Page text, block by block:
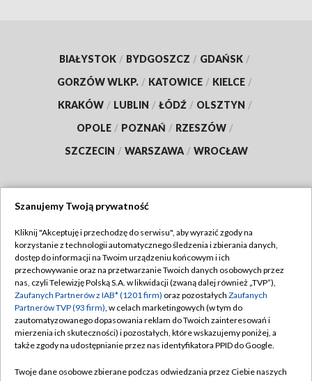
BIAŁYSTOK / BYDGOSZCZ / GDAŃSK /
GORZÓW WLKP. / KATOWICE / KIELCE /
KRAKÓW / LUBLIN / ŁÓDŹ / OLSZTYN /
OPOLE / POZNAŃ / RZESZÓW /
SZCZECIN / WARSZAWA / WROCŁAW
TVP
Abonament TVP
Emisja w TVP
Centrum informacji TVP
Naziemna Telewizja Cyfrowa
Regulamin TVP
Polityka prywatności
Moje zgody
Pomoc
Szanujemy Twoją prywatność
Kliknij "Akceptuję i przechodzę do serwisu", aby wyrazić zgody na
korzystanie z technologii automatycznego śledzenia i zbierania danych,
dostęp do informacji na Twoim urządzeniu końcowym i ich
przechowywanie oraz na przetwarzanie Twoich danych osobowych przez
nas, czyli Telewizję Polską S.A. w likwidacji (zwaną dalej również „TVP”),
Zaufanych Partnerów z IAB* (1201 firm) oraz pozostałych Zaufanych
Partnerów TVP (93 firm), w celach marketingowych (w tym do
zautomatyzowanego dopasowania reklam do Twoich zainteresowań i
mierzenia ich skuteczności) i pozostałych, które wskazujemy poniżej, a
także zgody na udostępnianie przez nas identyfikatora PPID do Google.
Twoje dane osobowe zbierane podczas odwiedzania przez Ciebie naszych